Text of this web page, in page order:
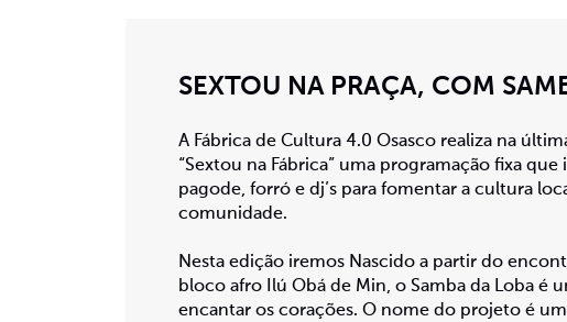
SEXTOU NA PRAÇA, COM
A Fábrica de Cultura 4.0 Osasco realiza na
“Sextou na Fábrica” uma programação fixa
pagode, forró e dj’s para fomentar a cultura
comunidade.
Nesta edição iremos Nascido a partir do
bloco afro Ilú Obá de Min, o Samba da Loba é
encantar os corações. O nome do projeto é